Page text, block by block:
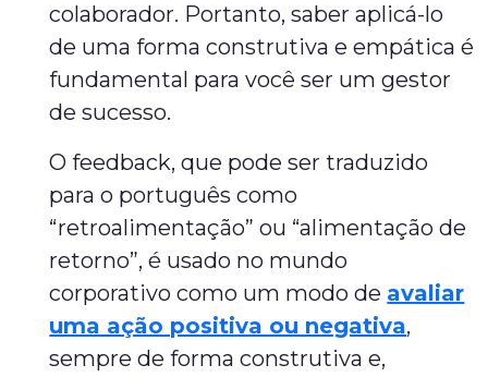
colaborador. Portanto, saber aplicá-lo
de uma forma construtiva e empática é
fundamental para você ser um gestor
de sucesso.
O feedback, que pode ser traduzido
para o português como
“retroalimentação” ou “alimentação de
retorno”, é usado no mundo
corporativo como um modo de avaliar
uma ação positiva ou negativa,
sempre de forma construtiva e,